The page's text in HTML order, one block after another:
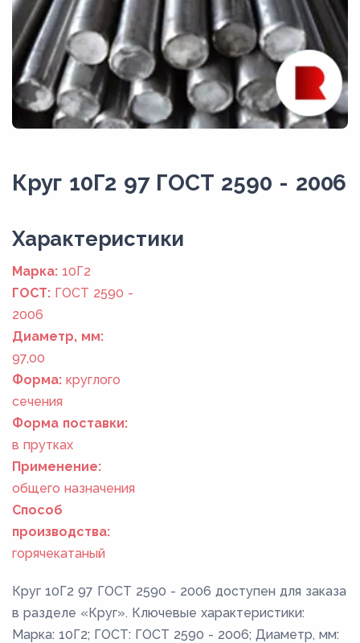
Круг 10Г2 97 ГОСТ 2590 - 2006
Xарактеристики
Марка: 10Г2
ГОСТ: ГОСТ 2590 -
2006
Диаметр, мм:
97,00
Форма: круглого
сечения
Форма поставки:
в прутках
Применение:
общего назначения
Способ
производства:
горячекатаный
Круг 10Г2 97 ГОСТ 2590 - 2006 доступен для заказа
в разделе «Круг». Ключевые характеристики:
Марка: 10Г2; ГОСТ: ГОСТ 2590 - 2006; Диаметр, мм: